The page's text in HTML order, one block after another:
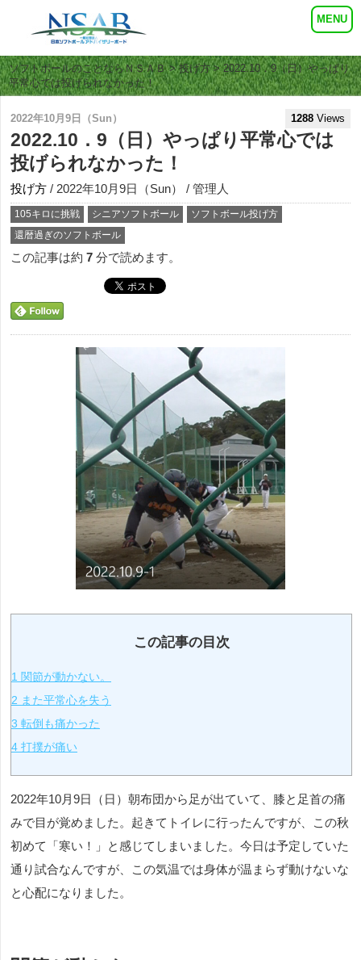
ソフトボールのことならＮＳＡＢ>投げ方> 2022.10．9（日）やっぱり
平常心では投げられなかった！
2022年10月9日（Sun） 1288 Views
2022.10．9（日）やっぱり平常心では
投げられなかった！
投げ方 / 2022年10月9日（Sun） / 管理人
105キロに挑戦 シニアソフトボール
ソフトボール投げ方
還暦過ぎのソフトボール
この記事は約 7 分で読めます。
この記事の目次
1 関節が動かない。
2 また平常心を失う
3 転倒も痛かった
4 打撲が痛い
2022年10月9日（日）朝布団から足が出ていて、膝と足首の痛
みで目が覚めました。起きてトイレに行ったんですが、この秋
初めて「寒い！」と感じてしまいました。今日は予定していた
通り試合なんですが、この気温では身体が温まらず動けないな
と心配になりました。